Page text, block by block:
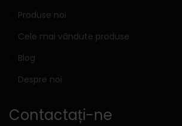
Produse noi
Cele mai vândute produse
Blog
Despre noi
Contactați-ne